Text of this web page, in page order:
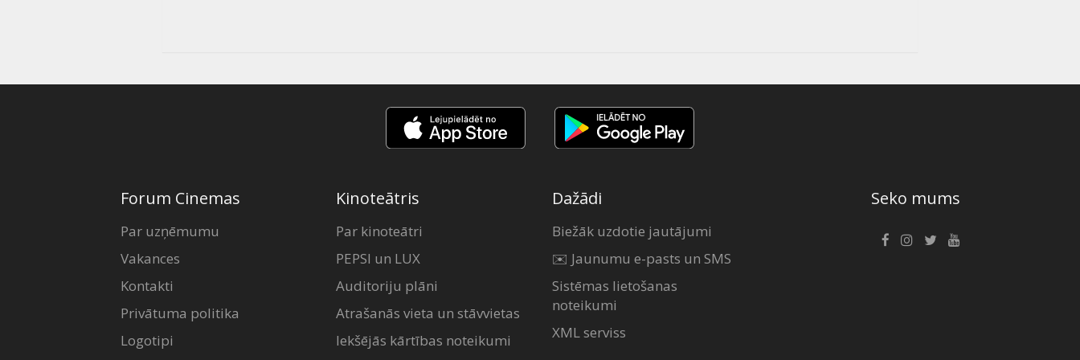
Forum Cinemas
Par uzņēmumu
Vakances
Kontakti
Privātuma politika
Logotipi
Kinoteātris
Par kinoteātri
PEPSI un LUX
Auditoriju plāni
Atrašanās vieta un stāvvietas
Iekšējās kārtības noteikumi
Dažādi
Biežāk uzdotie jautājumi
✉️ Jaunumu e-pasts un SMS
Sistēmas lietošanas
noteikumi
XML serviss
Seko mums